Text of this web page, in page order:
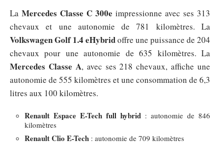
La Mercedes Classe C 300e impressionne avec ses 313
chevaux et une autonomie de 781 kilomètres. La
Volkswagen Golf 1.4 eHybridoffre une puissance de 204
chevaux pour une autonomie de 635 kilomètres. La
Mercedes Classe A, avec ses 218 chevaux, affiche une
autonomie de 555 kilomètres et une consommation de 6,3
litres aux 100 kilomètres.
Renault Espace E-Tech full hybrid : autonomie de 846
kilomètres
Renault Clio E-Tech : autonomie de 709 kilomètres